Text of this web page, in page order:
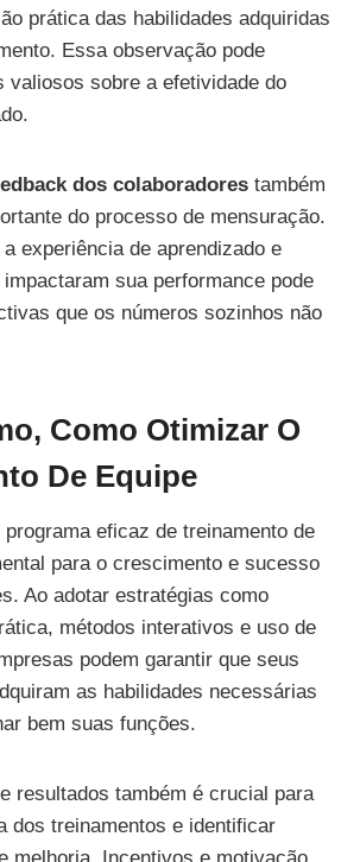
prática das habilidades adquiridas
Essa observação pode
valiosos sobre a efetividade do
dos colaboradores também
do processo de mensuração.
experiência de aprendizado e
sua performance pode
que os números sozinhos não
Como Otimizar O
De Equipe
programa eficaz de treinamento de
para o crescimento e sucesso
Ao adotar estratégias como
métodos interativos e uso de
podem garantir que seus
as habilidades necessárias
bem suas funções.
resultados também é crucial para
dos treinamentos e identificar